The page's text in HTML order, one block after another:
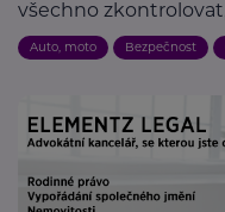
všechno
Auto, moto Bezpečnost